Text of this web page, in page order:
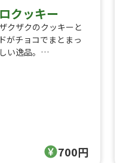
クッキー
クザクのクッキーと
がチョコでまとまっ
い逸品。
700円